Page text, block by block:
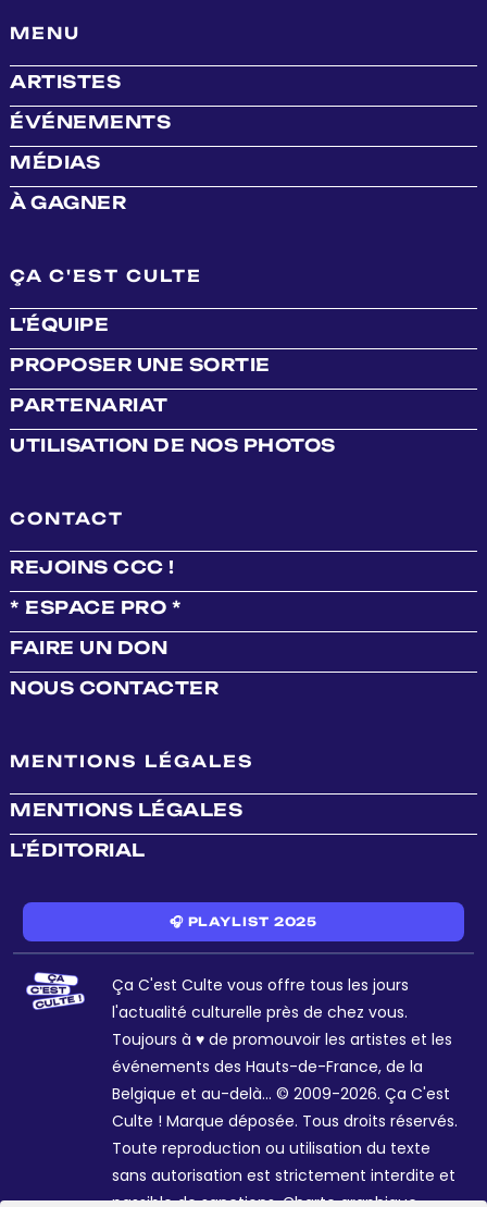
MENU
ARTISTES
ÉVÉNEMENTS
MÉDIAS
À GAGNER
ÇA C'EST CULTE
L'ÉQUIPE
PROPOSER UNE SORTIE
PARTENARIAT
UTILISATION DE NOS PHOTOS
CONTACT
REJOINS CCC !
* ESPACE PRO *
FAIRE UN DON
NOUS CONTACTER
MENTIONS LÉGALES
MENTIONS LÉGALES
L'ÉDITORIAL
🎧 PLAYLIST 2025
Ça C'est Culte vous offre tous les jours
l'actualité culturelle près de chez vous.
Toujours à ♥ de promouvoir les artistes et les
événements des Hauts-de-France, de la
Belgique et au-delà... © 2009-2026. Ça C'est
Culte ! Marque déposée. Tous droits réservés.
Toute reproduction ou utilisation du texte
sans autorisation est strictement interdite et
passible de sanctions. Charte graphique